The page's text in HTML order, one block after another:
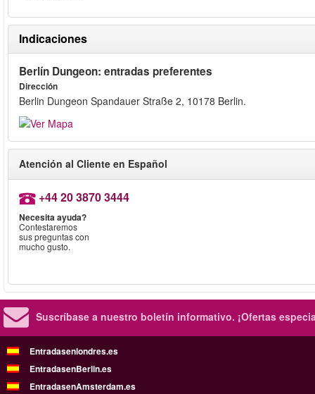
Indicaciones
Berlín Dungeon: entradas preferentes
Dirección
Berlin Dungeon Spandauer Straße 2, 10178 Berlin.
Atención al Cliente en Español
+44 20 3870 3444
Necesita ayuda?
Contestaremos
sus preguntas con
mucho gusto.
Suscríbase a nuestro boletín informativo. ¡Ofertas
Entradasenlondres.es
EntradasenBerlin.es
EntradasenAmsterdam.es